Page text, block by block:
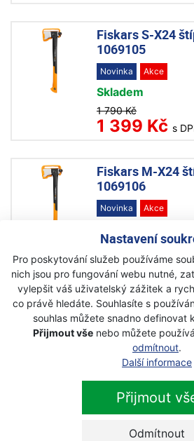
Nastavení
Pro poskytování služeb používáme
nich jsou pro fungování webu nutné,
vylepšit váš uživatelský zážitek a
co právě hledáte. Souhlasíte s
souhlas můžete snadno definovat
Přijmout vše nebo můžete
odmítnout.
Další informace
Přijmout
Odmítnout
Fiskars S-X24
1069105
Novinka Akce
Skladem
1 790 Kč
1 399 Kč s
Fiskars M-X24
1069106
Novinka Akce
2 240 Kč
1 599 Kč s
Fiskars M-X28
1069107
Akce
Skladem
2 380 Kč
1 699 Kč s